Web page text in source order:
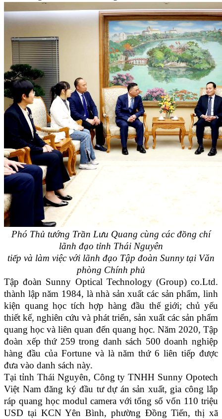
Phó Thủ tướng Trần Lưu Quang cùng các đồng chí
lãnh đạo tỉnh Thái Nguyên
tiếp và làm việc với lãnh đạo Tập đoàn Sunny tại Văn
phòng Chính phủ
Tập đoàn Sunny Optical Technology (Group) co.Ltd.
thành lập năm 1984, là nhà sản xuất các sản phẩm, linh
kiện quang học tích hợp hàng đầu thế giới; chủ yếu
thiết kế, nghiên cứu và phát triển, sản xuất các sản phẩm
quang học và liên quan đến quang học. Năm 2020, Tập
đoàn xếp thứ 259 trong danh sách 500 doanh nghiệp
hàng đầu của Fortune và là năm thứ 6 liên tiếp được
đưa vào danh sách này.
Tại tỉnh Thái Nguyên, Công ty TNHH Sunny Opotech
Việt Nam đăng ký đầu tư dự án sản xuất, gia công lắp
ráp quang học modul camera với tổng số vốn 110 triệu
USD tại KCN Yên Bình, phường Đồng Tiến, thị xã